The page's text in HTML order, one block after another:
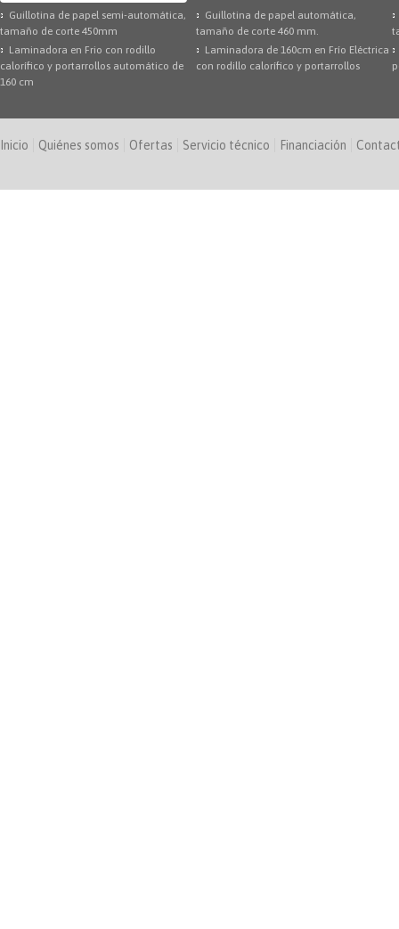
Guillotina de papel semi-automática,
tamaño de corte 450mm
Guillotina de papel automática,
tamaño de corte 460 mm.
Laminadora en Frio con rodillo
calorífico y portarrollos automático de
160 cm
Laminadora de 160cm en Frío Eléctrica
con rodillo calorífico y portarrollos
Inicio Quiénes somos Ofertas Servicio técnico Financiación